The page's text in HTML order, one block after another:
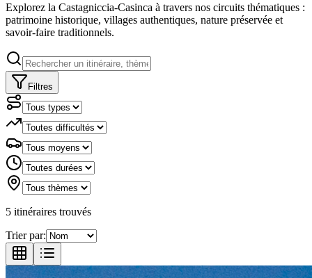
Explorez la Castagniccia-Casinca à travers nos circuits thématiques :
patrimoine historique, villages authentiques, nature préservée et
savoir-faire traditionnels.
Filtres
5 itinéraires trouvés
Trier par: